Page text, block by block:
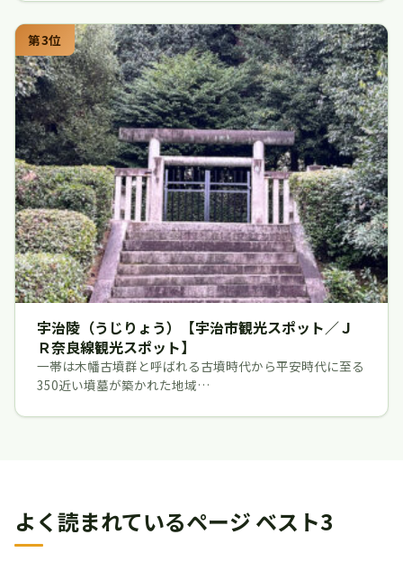
第3位
宇治陵（うじりょう）【宇治市観光スポット／Ｊ
Ｒ奈良線観光スポット】
一帯は木幡古墳群と呼ばれる古墳時代から平安時代に至る
350近い墳墓が築かれた地域…
よく読まれているページ ベスト3